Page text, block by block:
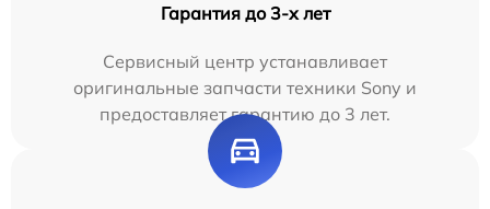
Гарантия до 3-х лет
Сервисный центр устанавливает
оригинальные запчасти техники Sony и
предоставляет гарантию до 3 лет.